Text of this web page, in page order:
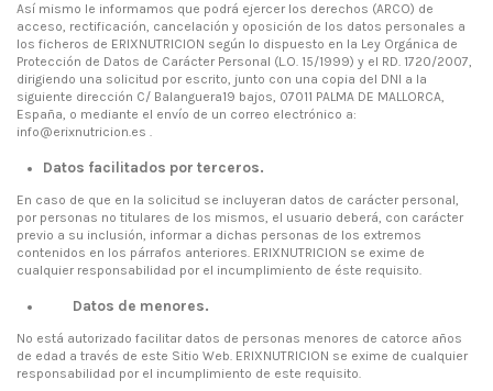
Así mismo le informamos que podrá ejercer los derechos (ARCO) de
acceso, rectificación, cancelación y oposición de los datos personales a
los ficheros de ERIXNUTRICION según lo dispuesto en la Ley Orgánica de
Protección de Datos de Carácter Personal (L.O. 15/1999) y el RD. 1720/2007,
dirigiendo una solicitud por escrito, junto con una copia del DNI a la
siguiente dirección C/ Balanguera19 bajos, 07011 PALMA DE MALLORCA,
España, o mediante el envío de un correo electrónico a:
info@erixnutricion.es .
Datos facilitados por terceros.
En caso de que en la solicitud se incluyeran datos de carácter personal,
por personas no titulares de los mismos, el usuario deberá, con carácter
previo a su inclusión, informar a dichas personas de los extremos
contenidos en los párrafos anteriores. ERIXNUTRICION se exime de
cualquier responsabilidad por el incumplimiento de éste requisito.
Datos de menores.
No está autorizado facilitar datos de personas menores de catorce años
de edad a través de este Sitio Web. ERIXNUTRICION se exime de cualquier
responsabilidad por el incumplimiento de este requisito.